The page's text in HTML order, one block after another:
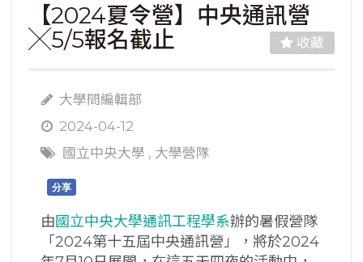
【2024夏令營】中央通訊營
╳5/5報名截止
收藏
大學問編輯部
2024-04-12
國立中央大學 , 大學營隊
分享
由國立中央大學通訊工程學系辦的暑假營隊
「2024第十五屆中央通訊營」，將於2024